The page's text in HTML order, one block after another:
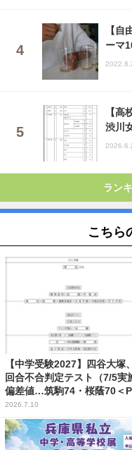
【
ーマ
【
渋川
ラン
こちら
【中学受験2027】四谷大塚
回合不合判定テスト（7/5実
偏差値…筑駒74・桜蔭70＜
2026.7.10